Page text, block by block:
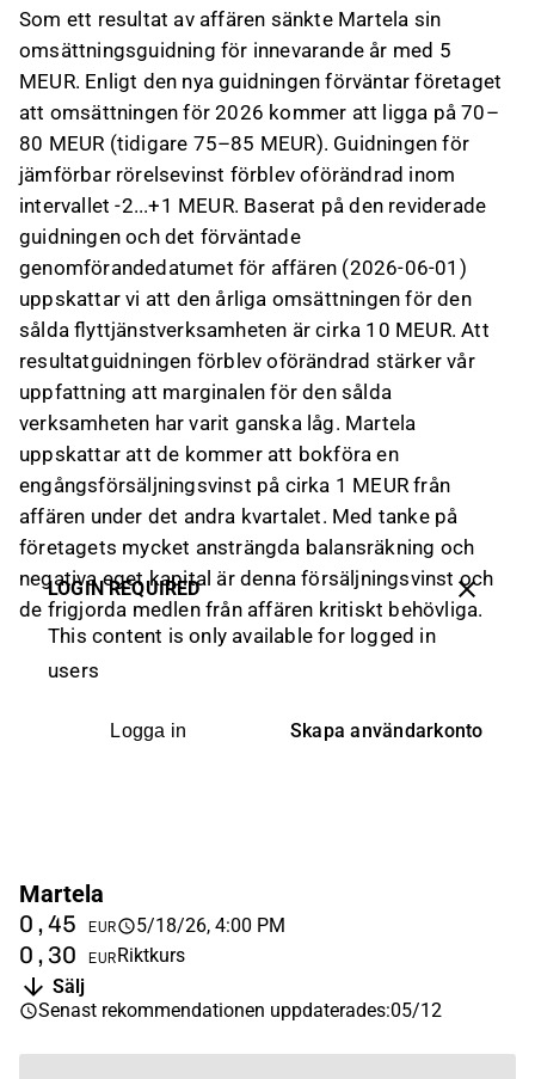
Som ett resultat av affären sänkte Martela sin
omsättningsguidning för innevarande år med 5
MEUR. Enligt den nya guidningen förväntar företaget
att omsättningen för 2026 kommer att ligga på 70–
80 MEUR (tidigare 75–85 MEUR). Guidningen för
jämförbar rörelsevinst förblev oförändrad inom
intervallet -2...+1 MEUR. Baserat på den reviderade
guidningen och det förväntade
genomförandedatumet för affären (2026-06-01)
uppskattar vi att den årliga omsättningen för den
sålda flyttjänstverksamheten är cirka 10 MEUR. Att
resultatguidningen förblev oförändrad stärker vår
uppfattning att marginalen för den sålda
verksamheten har varit ganska låg. Martela
uppskattar att de kommer att bokföra en
engångsförsäljningsvinst på cirka 1 MEUR från
affären under det andra kvartalet. Med tanke på
företagets mycket ansträngda balansräkning och
negativa eget kapital är denna försäljningsvinst och
de frigjorda medlen från affären kritiskt behövliga.
LOGIN REQUIRED
This content is only available for logged in
users
Logga in Skapa användarkonto
Martela
0,45 EUR 5/18/26, 4:00 PM
0,30 EURRiktkurs
Sälj
Senast rekommendationen uppdaterades:05/12